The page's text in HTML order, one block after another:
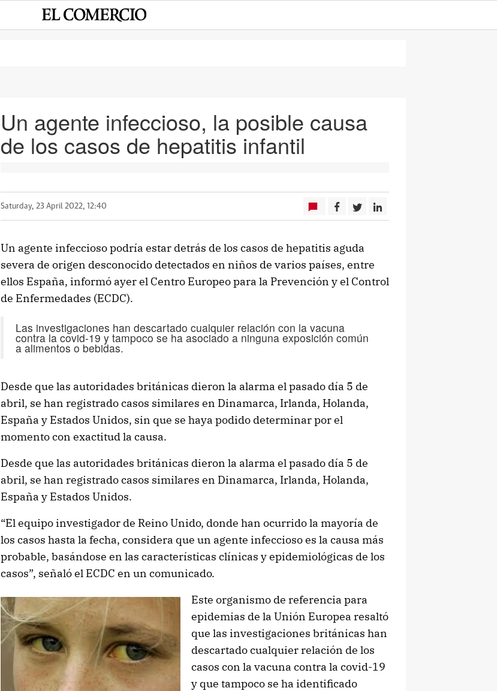
Un agente infeccioso, la posible causa
de los casos de hepatitis infantil
Saturday, 23 April 2022, 12:40
Un agente infeccioso podría estar detrás de los casos de hepatitis aguda
severa de origen desconocido detectados en niños de varios países, entre
ellos España, informó ayer el Centro Europeo para la Prevención y el Control
de Enfermedades (ECDC).
Las investigaciones han descartado cualquier relación con la vacuna
contra la covid-19 y tampoco se ha asociado a ninguna exposición común
a alimentos o bebidas.
Desde que las autoridades británicas dieron la alarma el pasado día 5 de
abril, se han registrado casos similares en Dinamarca, Irlanda, Holanda,
España y Estados Unidos, sin que se haya podido determinar por el
momento con exactitud la causa.
Desde que las autoridades británicas dieron la alarma el pasado día 5 de
abril, se han registrado casos similares en Dinamarca, Irlanda, Holanda,
España y Estados Unidos.
“El equipo investigador de Reino Unido, donde han ocurrido la mayoría de
los casos hasta la fecha, considera que un agente infeccioso es la causa más
probable, basándose en las características clínicas y epidemiológicas de los
casos”, señaló el ECDC en un comunicado.
Este organismo de referencia para
epidemias de la Unión Europea resaltó
que las investigaciones británicas han
descartado cualquier relación de los
casos con la vacuna contra la covid-19
y que tampoco se ha identificado